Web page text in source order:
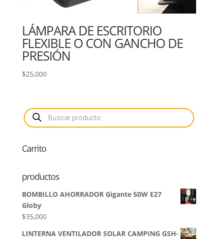
LÁMPARA DE ESCRITORIO
FLEXIBLE O CON GANCHO DE
PRESIÓN
$25,000
Búsqueda
de
productos
Carrito
productos
BOMBILLO AHORRADOR Gigante 50W E27
Globy
$35,000
LINTERNA VENTILADOR SOLAR CAMPING GSH-